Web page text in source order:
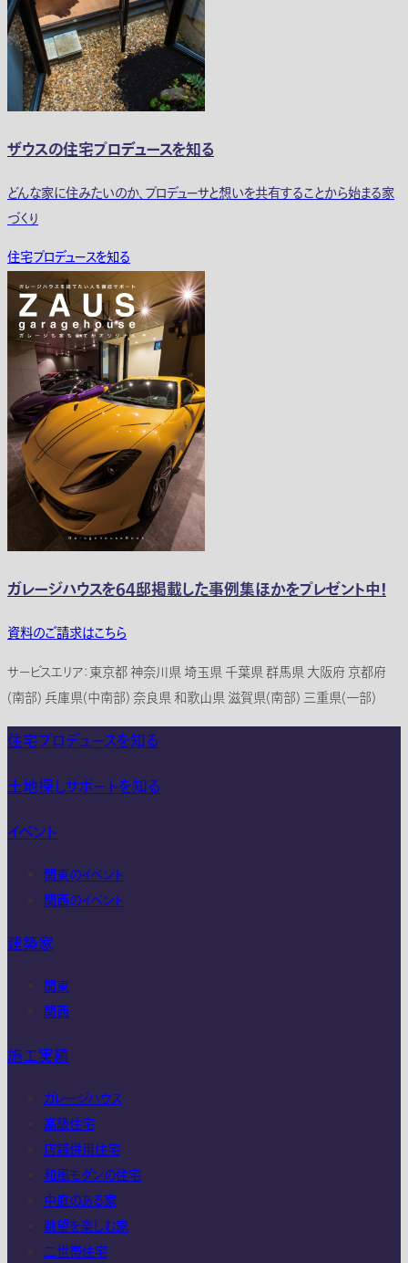
ザウスの住宅プロデュースを知る
どんな家に住みたいのか、プロデューサと想いを共有することから始まる家
づくり
住宅プロデュースを知る
ガレージハウスを64邸掲載した事例集ほかをプレゼント中！
資料のご請求はこちら
サービスエリア：東京都 神奈川県 埼玉県 千葉県 群馬県 大阪府 京都府
(南部) 兵庫県(中南部) 奈良県 和歌山県 滋賀県(南部) 三重県(一部)
住宅プロデュースを知る
土地探しサポートを知る
イベント
関東のイベント
関西のイベント
建築家
関東
関西
施工実績
ガレージハウス
高級住宅
店舗併用住宅
和風モダンの住宅
中庭のある家
眺望を楽しむ家
二世帯住宅